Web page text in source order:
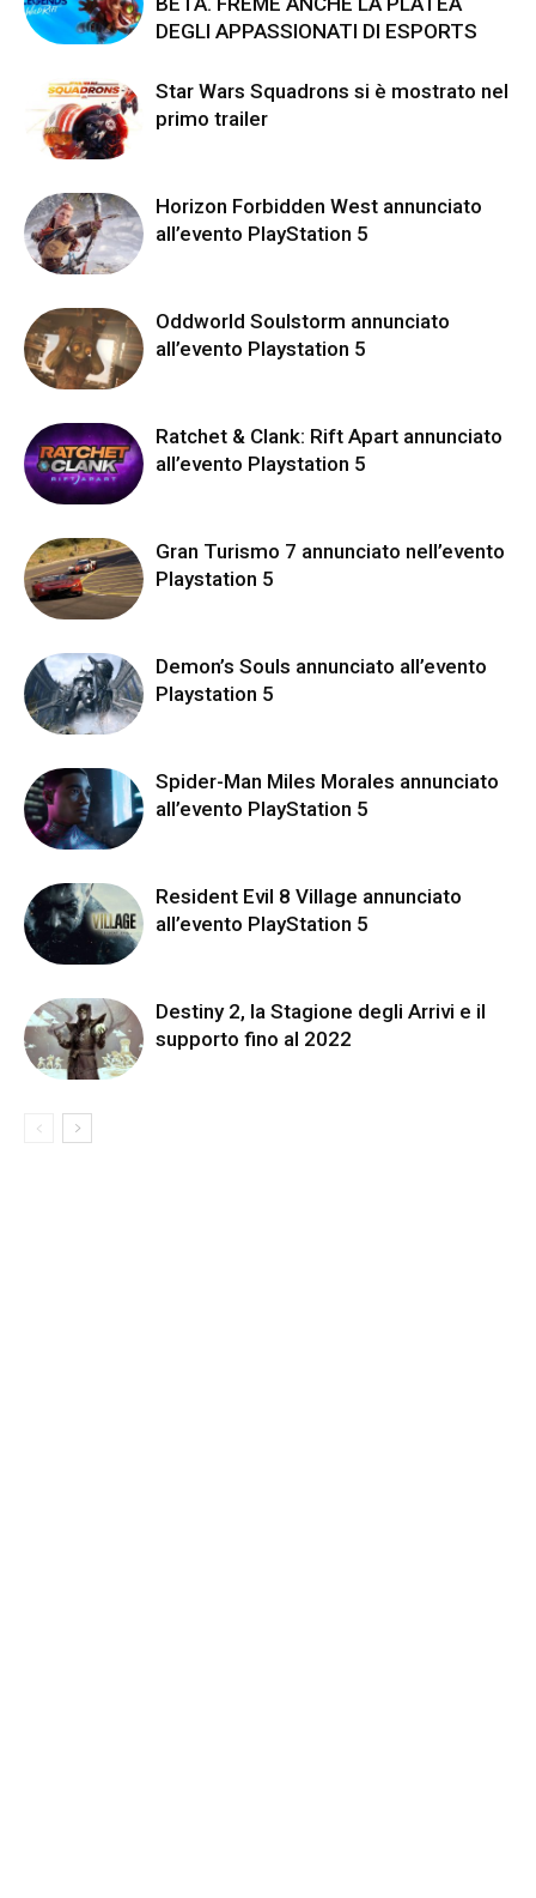
DEGLI APPASSIONATI DI ESPORTS
Star Wars Squadrons si è mostrato nel
primo trailer
Horizon Forbidden West annunciato
all’evento PlayStation 5
Oddworld Soulstorm annunciato
all’evento Playstation 5
Ratchet & Clank: Rift Apart annunciato
all’evento Playstation 5
Gran Turismo 7 annunciato nell’evento
Playstation 5
Demon’s Souls annunciato all’evento
Playstation 5
Spider-Man Miles Morales annunciato
all’evento PlayStation 5
Resident Evil 8 Village annunciato
all’evento PlayStation 5
Destiny 2, la Stagione degli Arrivi e il
supporto fino al 2022